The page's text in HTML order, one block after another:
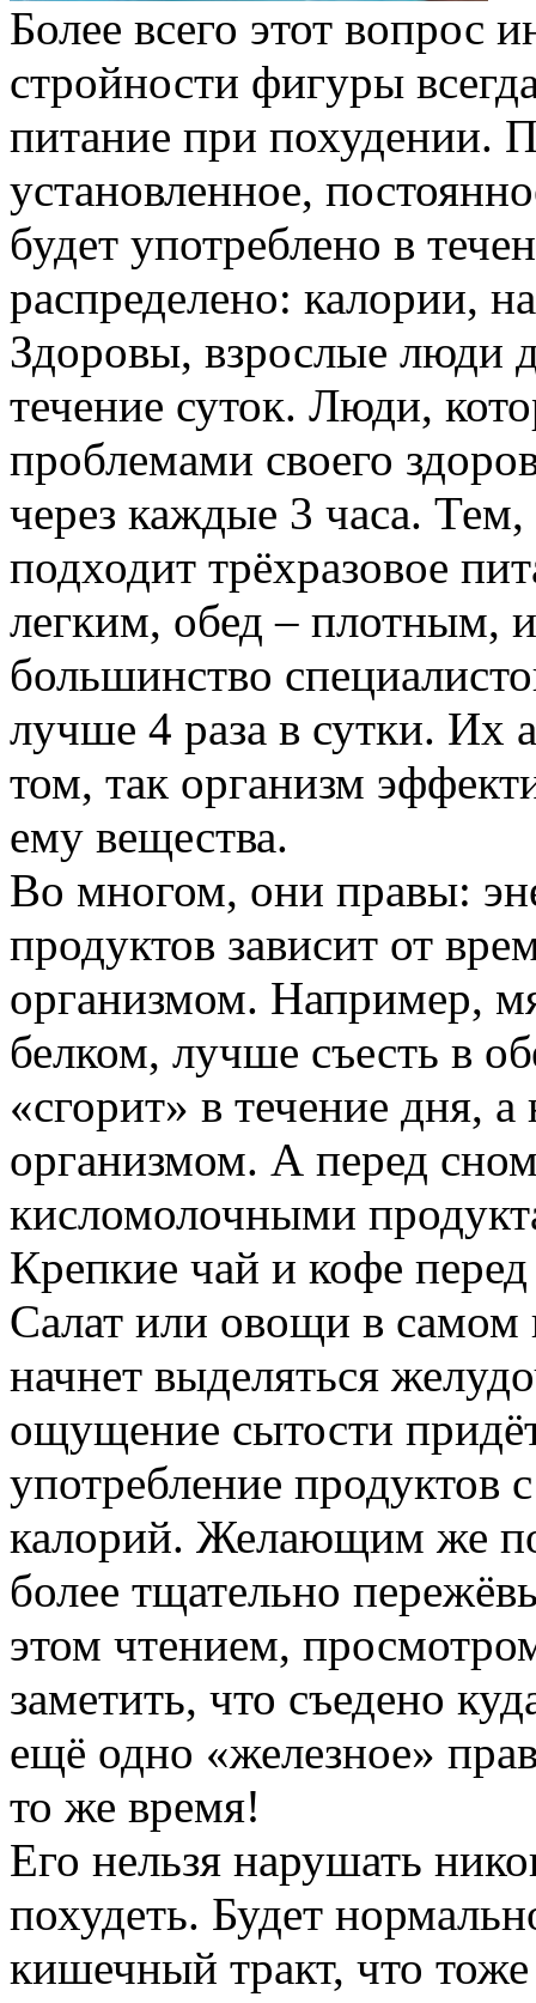
Более всего этот вопрос
стройности фигуры
питание при похудении.
установленное,
будет употреблено в
распределено: калории,
Здоровы, взрослые люди
течение суток. Люди,
проблемами своего
через каждые 3 часа. Тем,
подходит трёхразовое
легким, обед – плотным,
большинство
лучше 4 раза в сутки. Их
том, так организм
ему вещества.
Во многом, они правы:
продуктов зависит от
организмом. Например,
белком, лучше съесть в
«сгорит» в течение дня,
организмом. А перед
кисломолочными
Крепкие чай и кофе
Салат или овощи в самом
начнет выделяться
ощущение сытости
употребление продуктов
калорий. Желающим же
более тщательно
этом чтением,
заметить, что съедено
ещё одно «железное»
то же время!
Его нельзя нарушать
похудеть. Будет
кишечный тракт, что